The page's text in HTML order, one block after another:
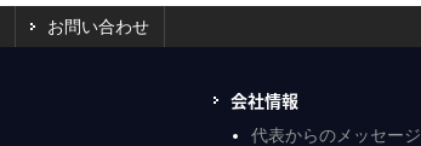
お問い合わせ
会社情報
代表からのメッセージ